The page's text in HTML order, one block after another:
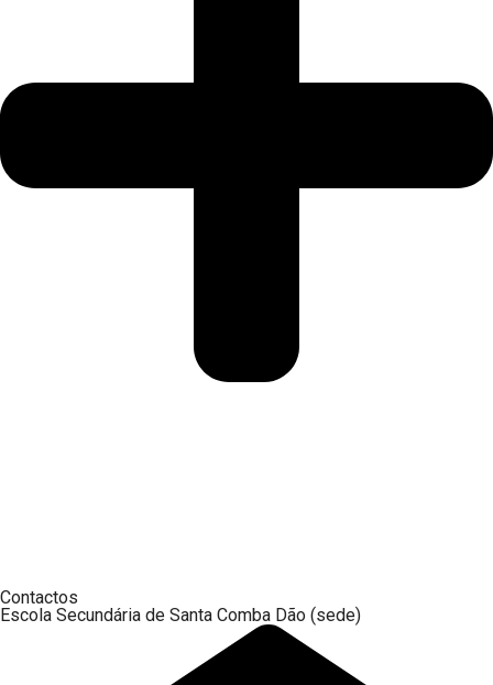
Contactos
Escola Secundária de Santa Comba Dão (sede)